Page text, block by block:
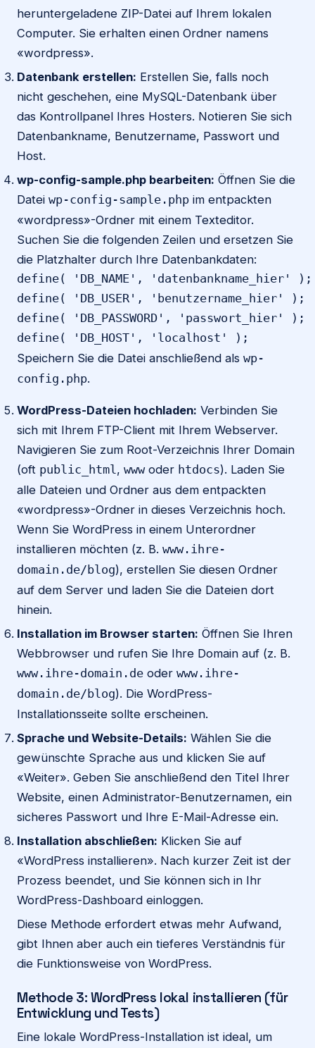
heruntergeladene ZIP-Datei auf Ihrem lokalen
Computer. Sie erhalten einen Ordner namens
«wordpress».
Datenbank erstellen: Erstellen Sie, falls noch
nicht geschehen, eine MySQL-Datenbank über
das Kontrollpanel Ihres Hosters. Notieren Sie sich
Datenbankname, Benutzername, Passwort und
Host.
wp-config-sample.php bearbeiten: Öffnen Sie die
Datei wp-config-sample.php im entpackten
«wordpress»-Ordner mit einem Texteditor.
Suchen Sie die folgenden Zeilen und ersetzen Sie
die Platzhalter durch Ihre Datenbankdaten:
define( 'DB_NAME', 'datenbankname_hier' );
define( 'DB_USER', 'benutzername_hier' );
define( 'DB_PASSWORD', 'passwort_hier' );
define( 'DB_HOST', 'localhost' );
Speichern Sie die Datei anschließend als wp-
config.php.
WordPress-Dateien hochladen: Verbinden Sie
sich mit Ihrem FTP-Client mit Ihrem Webserver.
Navigieren Sie zum Root-Verzeichnis Ihrer Domain
(oft public_html , wwwoder htdocs). Laden Sie
alle Dateien und Ordner aus dem entpackten
«wordpress»-Ordner in dieses Verzeichnis hoch.
Wenn Sie WordPress in einem Unterordner
installieren möchten (z. B. www.ihre-
domain.de/blog), erstellen Sie diesen Ordner
auf dem Server und laden Sie die Dateien dort
hinein.
Installation im Browser starten: Öffnen Sie Ihren
Webbrowser und rufen Sie Ihre Domain auf (z. B.
www.ihre-domain.de oder www.ihre-
domain.de/blog). Die WordPress-
Installationsseite sollte erscheinen.
Sprache und Website-Details: Wählen Sie die
gewünschte Sprache aus und klicken Sie auf
«Weiter». Geben Sie anschließend den Titel Ihrer
Website, einen Administrator-Benutzernamen, ein
sicheres Passwort und Ihre E-Mail-Adresse ein.
Installation abschließen: Klicken Sie auf
«WordPress installieren». Nach kurzer Zeit ist der
Prozess beendet, und Sie können sich in Ihr
WordPress-Dashboard einloggen.
Diese Methode erfordert etwas mehr Aufwand,
gibt Ihnen aber auch ein tieferes Verständnis für
die Funktionsweise von WordPress.
Methode 3: WordPress lokal installieren (für
Entwicklung und Tests)
Eine lokale WordPress-Installation ist ideal, um